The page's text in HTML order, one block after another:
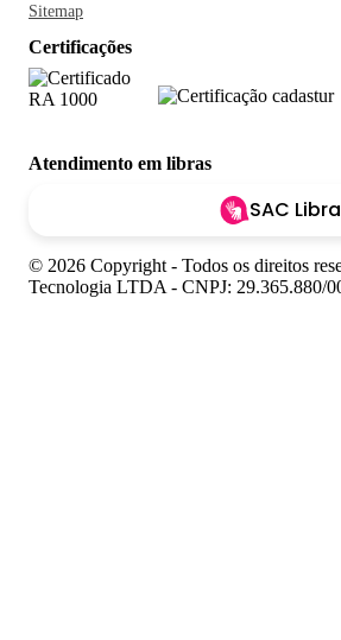
Sitemap
Certificações
Atendimento em libras
SAC
© 2026 Copyright - Todos os direitos
Tecnologia LTDA - CNPJ: 29.365.880/